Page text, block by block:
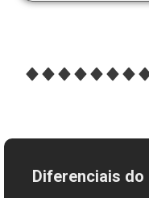
Diferenciais do